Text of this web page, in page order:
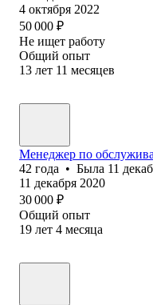
4 октября 2022
50 000 ₽
Не ищет работу
Общий опыт
13 лет 11 месяцев
Менеджер по
42 года • Была 11
11 декабря 2020
30 000 ₽
Общий опыт
19 лет 4 месяца